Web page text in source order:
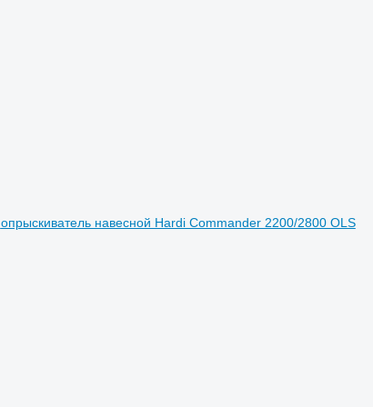
опрыскиватель навесной Hardi Commander 2200/2800 OLS